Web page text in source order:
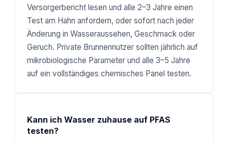
Versorgerbericht lesen und alle 2–3 Jahre einen
Test am Hahn anfordern, oder sofort nach jeder
Änderung in Wasseraussehen, Geschmack oder
Geruch. Private Brunnennutzer sollten jährlich auf
mikrobiologische Parameter und alle 3–5 Jahre
auf ein vollständiges chemisches Panel testen.
Kann ich Wasser zuhause auf PFAS
testen?